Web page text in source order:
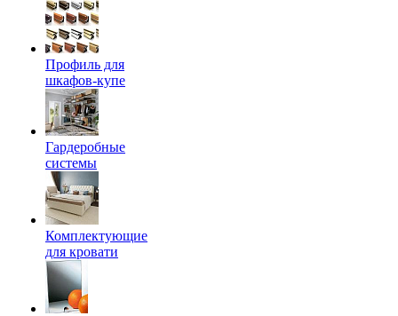
Профиль для
шкафов-купе
Гардеробные
системы
Комплектующие
для кровати